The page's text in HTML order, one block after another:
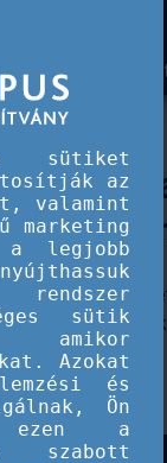
az
a nemzetközi
az
sütiket
az
valamint
marketing
a legjobb
sütik
amikor
Azokat
és
Ön
ezen a
szabott